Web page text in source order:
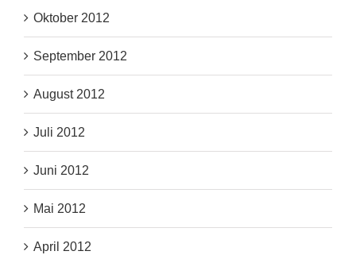
Oktober 2012
September 2012
August 2012
Juli 2012
Juni 2012
Mai 2012
April 2012